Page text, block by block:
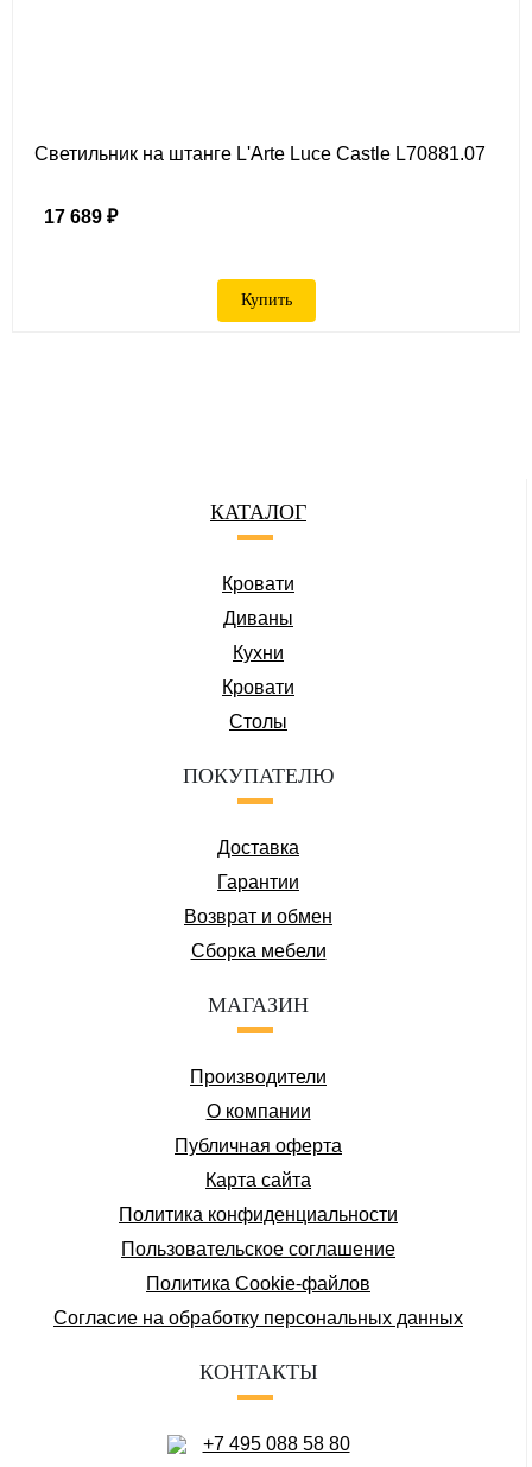
Светильник на штанге L'Arte Luce Castle L70881.07
17 689 ₽
Купить
КАТАЛОГ
Кровати
Диваны
Кухни
Кровати
Столы
ПОКУПАТЕЛЮ
Доставка
Гарантии
Возврат и обмен
Сборка мебели
МАГАЗИН
Производители
О компании
Публичная оферта
Карта сайта
Политика конфиденциальности
Пользовательское соглашение
Политика Cookie-файлов
Соглаcие на обработку персональных данных
КОНТАКТЫ
+7 495 088 58 80